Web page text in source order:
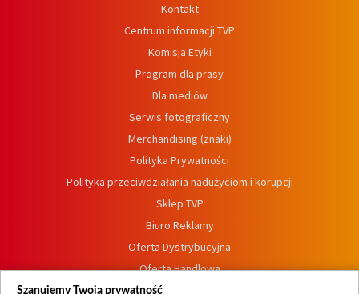
Kontakt
Centrum informacji TVP
Komisja Etyki
Program dla prasy
Dla mediów
Serwis fotograficzny
Merchandising (znaki)
Polityka Prywatności
Polityka przeciwdziałania nadużyciom i korupcji
Sklep TVP
Biuro Reklamy
Oferta Dystrybucyjna
Oferta Handlowa
Dostępność
Szanujemy Twoją prywatność